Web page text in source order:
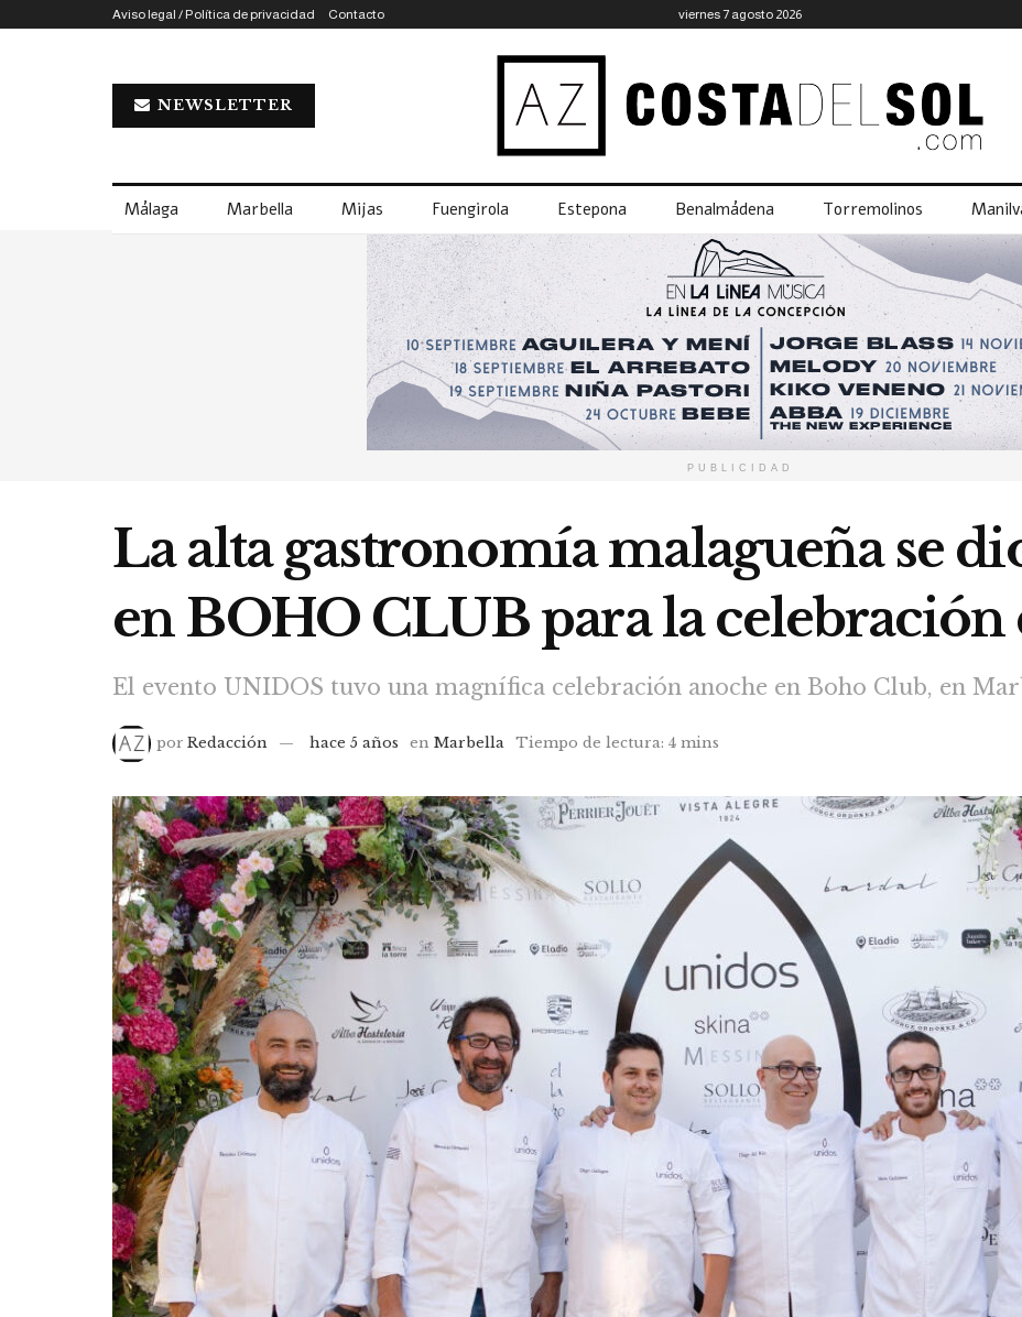
Aviso legal / Política de privacidad Contacto viernes 7 agosto 2026
NEWSLETTER
Málaga Marbella Mijas Fuengirola Estepona Benalmádena Torremolinos
PUBLICIDAD
La alta gastronomía malagueña se
en BOHO CLUB para la
El evento UNIDOS tuvo una magnífica celebración anoche en Boho Club, en
por Redacción hace 5 años en Marbella Tiempo de lectura: 4 mins